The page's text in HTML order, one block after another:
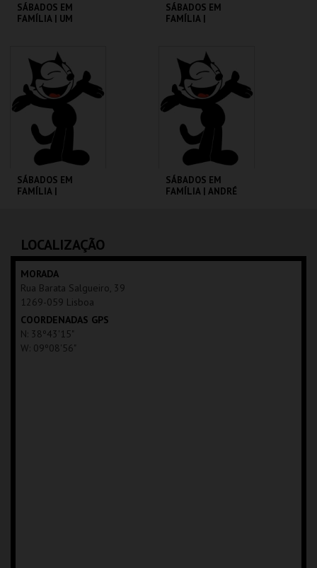
SÁBADOS EM
FAMÍLIA | UM
CINEMATECA
MAIS INFO
COMPRAR
SÁBADOS EM
FAMÍLIA |
CINEMATECA
MAIS INFO
COMPRAR
SÁBADOS EM
FAMÍLIA |
MAIS INFO
COMPRAR
SÁBADOS EM
FAMÍLIA | ANDRÉ
LOCALIZAÇÃO
MORADA
Rua Barata Salgueiro, 39
1269-059 Lisboa
COORDENADAS GPS
N: 38º43'15"
W: 09º08'56"